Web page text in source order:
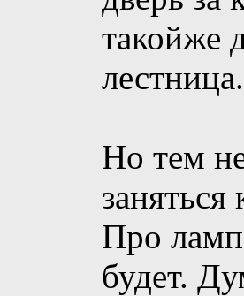
такойже
лестница.
Но тем
заняться
Про
будет.